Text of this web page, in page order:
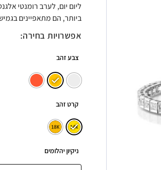
ליום יום, לערב רומנטי
ביותר, הם מתאפיינים
אפשרויות בחירה:
צבע זהב
קרט זהב
ניקיון יהלומים